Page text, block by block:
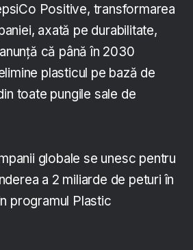
Positive, transformarea
axată pe durabilitate,
că până în 2030
plasticul pe bază de
toate pungile sale de
globale se unesc pentru
a 2 miliarde de peturi în
programul Plastic